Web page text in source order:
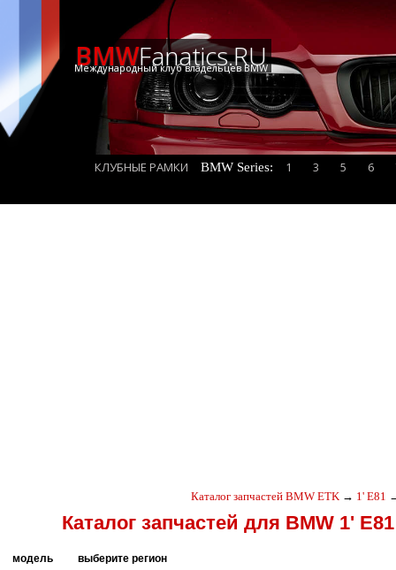
BMWFanatics.RU
Международный клуб владельцев BMW
КЛУБНЫЕ РАМКИ BMW Series: 1 3 5 6
Каталог запчастей BMW ETK → 1' E81
Каталог запчастей для BMW 1'
модель
выберите регион